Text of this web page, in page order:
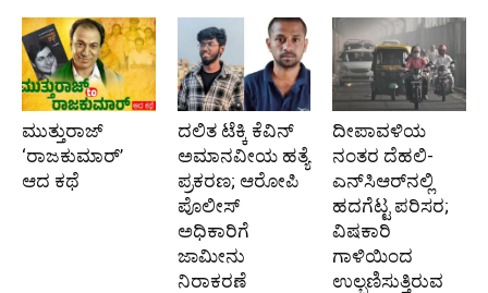
ಮುತ್ತುರಾಜ್
‘ರಾಜಕುಮಾರ್‍’
ಆದ ಕಥೆ
ದಲಿತ ಟೆಕ್ಕಿ ಕೆವಿನ್
ಅಮಾನವೀಯ ಹತ್ಯೆ
ಪ್ರಕರಣ; ಆರೋಪಿ
ಪೊಲೀಸ್‌
ಅಧಿಕಾರಿಗೆ
ಜಾಮೀನು
ನಿರಾಕರಣೆ
ದೀಪಾವಳಿಯ
ನಂತರ ದೆಹಲಿ-
ಎನ್‌ಸಿಆರ್‌ನಲ್ಲಿ
ಹದಗೆಟ್ಟ ಪರಿಸರ;
ವಿಷಕಾರಿ
ಗಾಳಿಯಿಂದ
ಉಲ್ಬಣಿಸುತ್ತಿರುವ